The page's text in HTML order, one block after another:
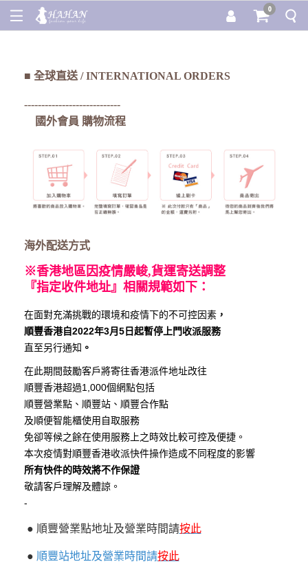
0
■ 全球直送 / INTERNATIONAL ORDERS
----------------------------
國外會員 購物流程
海外配送方式
※香港地區因疫情嚴峻,貨運寄送調整
『指定收件地址』相關規範如下：
在面對充滿挑戰的環境和疫情下的不可控因素，
順豐香港自2022年3月5日起暫停上門收派服務
直至另行通知 。
在此期間鼓勵客戶將寄往香港派件地址改往
順豐香港超過1,000個網點包括
順豐營業點、順豐站、順豐合作點
及順便智能櫃使用自取服務
免卻等候之餘在使用服務上之時效比較可控及便捷。
本次疫情對順豐香港收派快件操作造成不同程度的影響
所有快件的時效將不作保證
敬請客戶理解及體諒。
-
● 順豐營業點地址及營業時間請按此
● 順豐站地址及營業時間請按此